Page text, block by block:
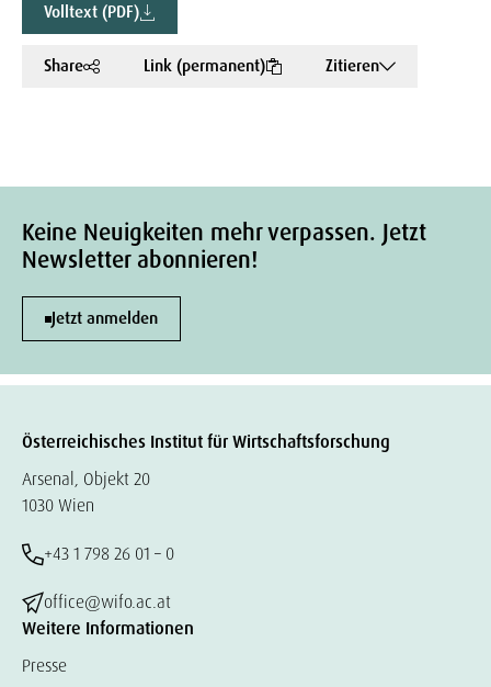
Volltext (PDF)
Share Link (permanent) Zitieren
Keine Neuigkeiten mehr verpassen. Jetzt
Newsletter abonnieren!
Jetzt anmelden
Österreichisches Institut für Wirtschaftsforschung
Arsenal, Objekt 20
1030 Wien
+43 1 798 26 01 – 0
office@wifo.ac.at
Weitere Informationen
Presse